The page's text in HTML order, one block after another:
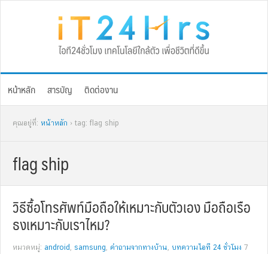
หน้าหลัก สารบัญ ติดต่องาน
คุณอยู่ที่: หน้าหลัก › tag: flag ship
flag ship
วิธีซื้อโทรศัพท์มือถือให้เหมาะกับตัวเอง มือถือเรือ
ธงเหมาะกับเราไหม?
หมวดหมู่: android , samsung, คำถามจากทางบ้าน, บทความไอที 24 ชั่วโมง 7